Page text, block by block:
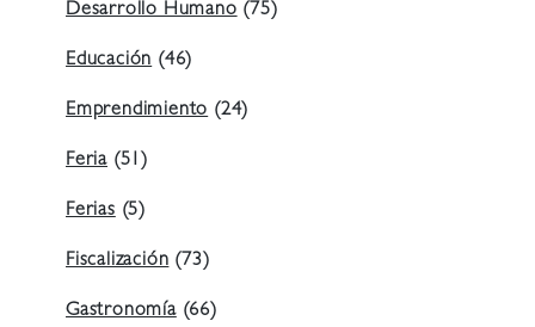
Desarrollo Humano(75)
Educación(46)
Emprendimiento(24)
Feria (51)
Ferias(5)
Fiscalización(73)
Gastronomía(66)